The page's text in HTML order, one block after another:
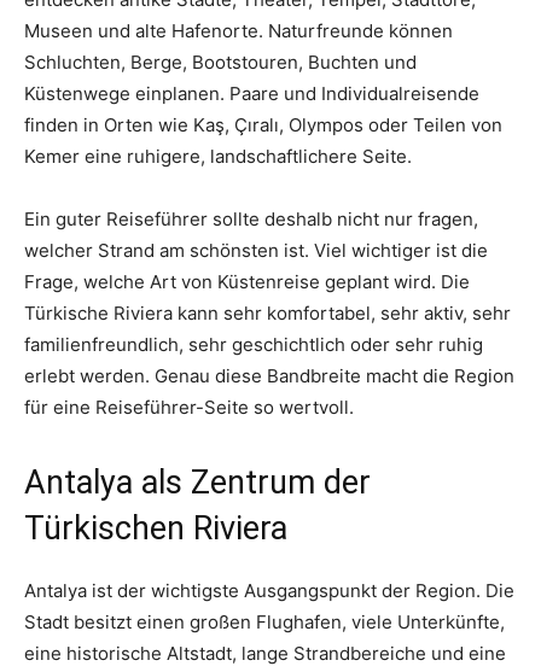
Museen und alte Hafenorte. Naturfreunde können
Schluchten, Berge, Bootstouren, Buchten und
Küstenwege einplanen. Paare und Individualreisende
finden in Orten wie Kaş, Çıralı, Olympos oder Teilen von
Kemer eine ruhigere, landschaftlichere Seite.
Ein guter Reiseführer sollte deshalb nicht nur fragen,
welcher Strand am schönsten ist. Viel wichtiger ist die
Frage, welche Art von Küstenreise geplant wird. Die
Türkische Riviera kann sehr komfortabel, sehr aktiv, sehr
familienfreundlich, sehr geschichtlich oder sehr ruhig
erlebt werden. Genau diese Bandbreite macht die Region
für eine Reiseführer-Seite so wertvoll.
Antalya als Zentrum der
Türkischen Riviera
Antalya ist der wichtigste Ausgangspunkt der Region. Die
Stadt besitzt einen großen Flughafen, viele Unterkünfte,
eine historische Altstadt, lange Strandbereiche und eine